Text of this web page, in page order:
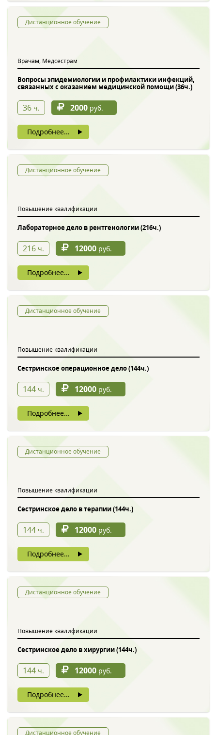
Дистанционное обучение
Врачам, Медсестрам
Вопросы эпидемиологии и профилактики инфекций,
связанных с оказанием медицинской помощи (36ч.)
36 ч. 2000 руб.
Подробнее...
Дистанционное обучение
Повышение квалификации
Лабораторное дело в рентгенологии (216ч.)
216 ч. 12000 руб.
Подробнее...
Дистанционное обучение
Повышение квалификации
Сестринское операционное дело (144ч.)
144 ч. 12000 руб.
Подробнее...
Дистанционное обучение
Повышение квалификации
Сестринское дело в терапии (144ч.)
144 ч. 12000 руб.
Подробнее...
Дистанционное обучение
Повышение квалификации
Сестринское дело в хирургии (144ч.)
144 ч. 12000 руб.
Подробнее...
Дистанционное обучение